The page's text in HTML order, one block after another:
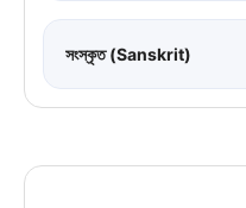
সংস্কৃত (Sanskrit)